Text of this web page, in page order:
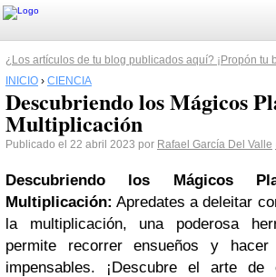
¿Los artículos de tu blog publicados aquí? ¡Propón tu
INICIO › CIENCIA
Descubriendo los Mágicos
Multiplicación
Publicado el 22 abril 2023 por Rafael García Del Valle
Descubriendo los Mágicos
Multiplicación: Apredates a deleitar
la multiplicación, una poderosa
permite recorrer ensueños y hacer
impensables. ¡Descubre el arte